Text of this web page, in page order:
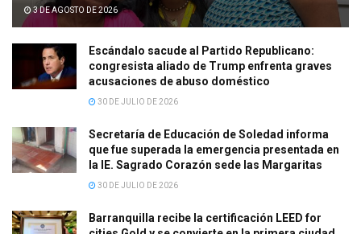
3 DE AGOSTO DE 2026
Escándalo sacude al Partido Republicano:
congresista aliado de Trump enfrenta graves
acusaciones de abuso doméstico
30 DE JULIO DE 2026
Secretaría de Educación de Soledad informa
que fue superada la emergencia presentada en
la IE. Sagrado Corazón sede las Margaritas
30 DE JULIO DE 2026
Barranquilla recibe la certificación LEED for